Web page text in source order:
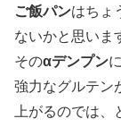
ご飯パンはちょ
ないかと思いま
そのαデンプン
強力なグルテン
上がるのでは、